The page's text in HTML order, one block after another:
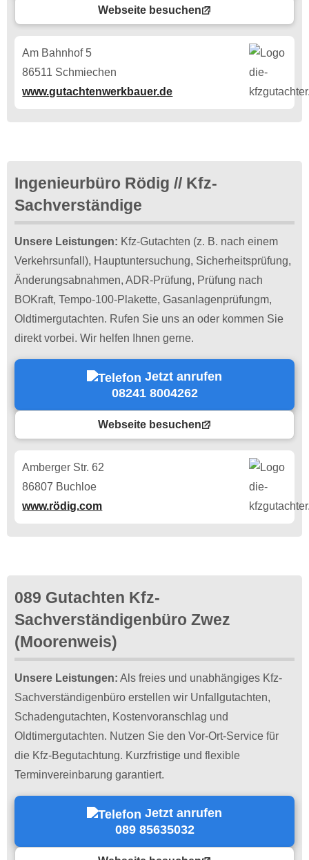
Webseite besuchen
Am Bahnhof 5
86511 Schmiechen
www.gutachtenwerkbauer.de
Ingenieurbüro Rödig // Kfz-
Sachverständige
Unsere Leistungen: Kfz-Gutachten (z. B. nach einem
Verkehrsunfall), Hauptuntersuchung, Sicherheitsprüfung,
Änderungsabnahmen, ADR-Prüfung, Prüfung nach
BOKraft, Tempo-100-Plakette, Gasanlagenprüfungm,
Oldtimergutachten. Rufen Sie uns an oder kommen Sie
direkt vorbei. Wir helfen Ihnen gerne.
Jetzt anrufen
08241 8004262
Webseite besuchen
Amberger Str. 62
86807 Buchloe
www.rödig.com
089 Gutachten Kfz-
Sachverständigenbüro Zwez
(Moorenweis)
Unsere Leistungen: Als freies und unabhängiges Kfz-
Sachverständigenbüro erstellen wir Unfallgutachten,
Schadengutachten, Kostenvoranschlag und
Oldtimergutachten. Nutzen Sie den Vor-Ort-Service für
die Kfz-Begutachtung. Kurzfristige und flexible
Terminvereinbarung garantiert.
Jetzt anrufen
089 85635032